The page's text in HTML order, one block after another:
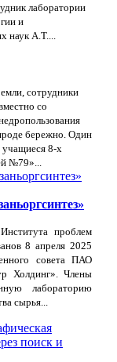
лаборатории
и
наук А.Т....
сотрудники
со
бережно. Один
учащиеся 8-х
№79»...
проблем
8 апреля 2025
совета ПАО
Холдинг». Члены
лабораторию
сырья...